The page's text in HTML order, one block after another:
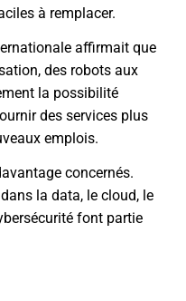
à remplacer.
affirmait que
des robots aux
la possibilité
des services plus
emplois.
concernés.
la data, le cloud, le
font partie